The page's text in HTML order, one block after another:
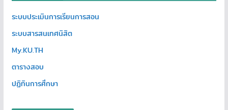
ระบบประเมินการเรียนการสอน
ระบบสารสนเทศนิสิต
My.KU.TH
ตารางสอบ
ปฏิทินการศึกษา